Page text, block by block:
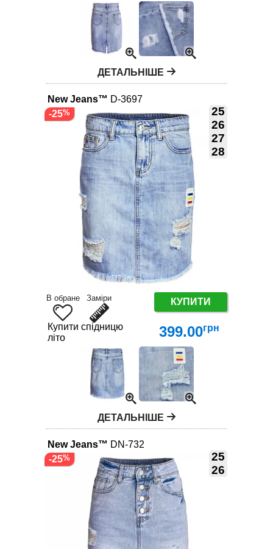
ДЕТАЛЬНІШЕ
New Jeans™ D-3697
25
26
27
28
В обране Заміри КУПИТИ
Купити спідницю
літо
399.00грн
-25
ДЕТАЛЬНІШЕ
New Jeans™ DN-732
25
26
-25